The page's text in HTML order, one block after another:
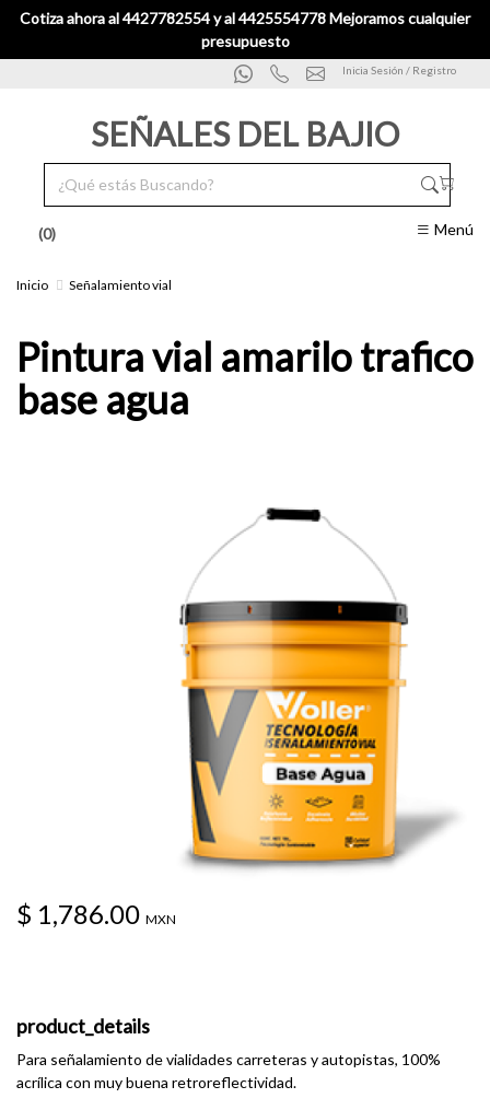
Cotiza ahora al 4427782554 y al 4425554778 Mejoramos cualquier
presupuesto
Inicia Sesión / Registro
SEÑALES DEL BAJIO
Menú
(0)
Inicio Señalamiento vial
Pintura vial amarilo trafico
base agua
$ 1,786.00 MXN
product_details
Para señalamiento de vialidades carreteras y autopistas, 100%
acrílica con muy buena retroreflectividad.